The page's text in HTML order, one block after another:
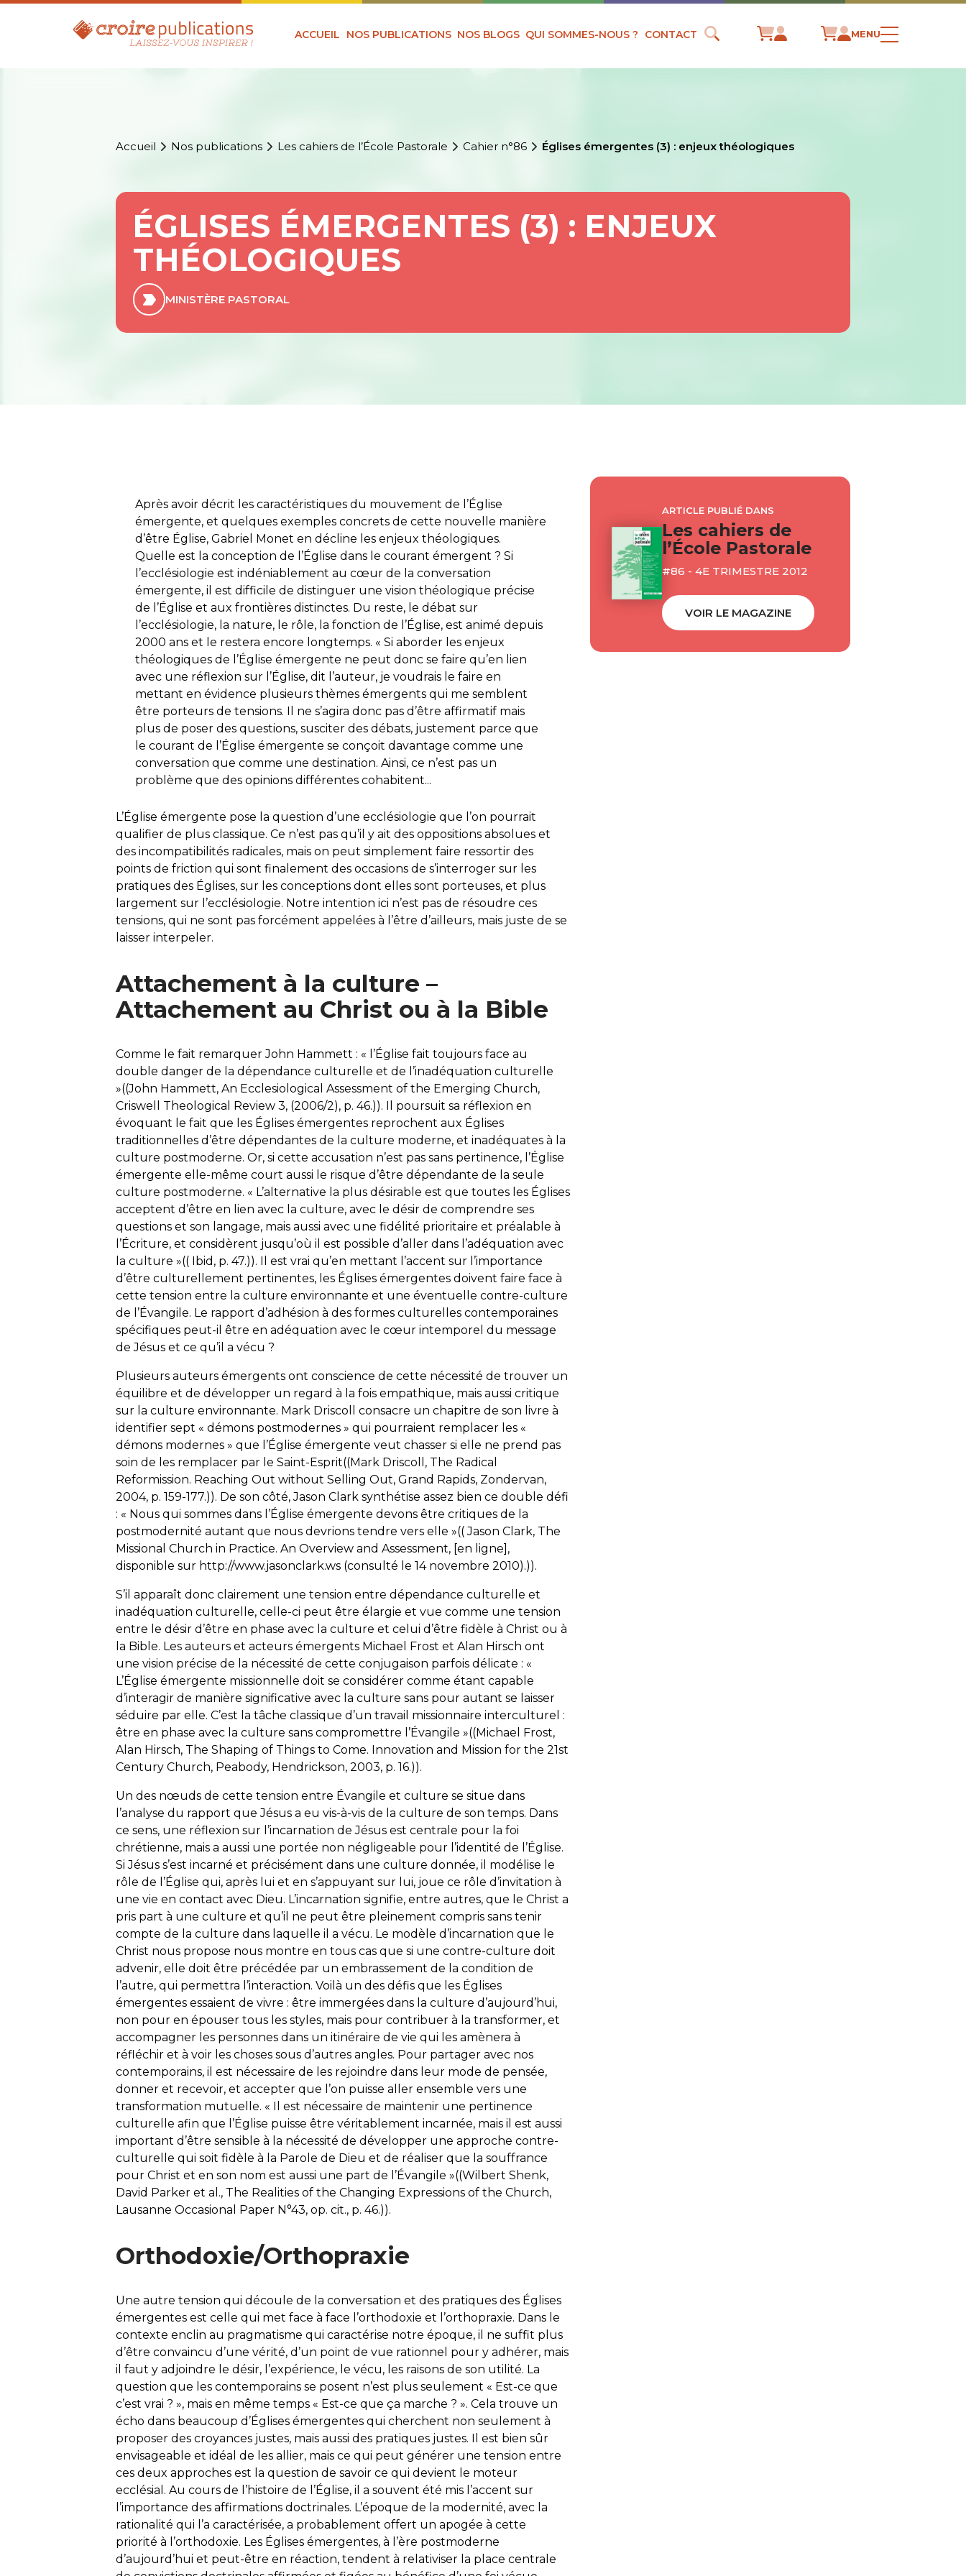
ACCUEIL NOS PUBLICATIONS NOS BLOGS QUI SOMMES-NOUS ? CONTACT MENU
Accueil Nos publications Les cahiers de l’École Pastorale Cahier n°86 Églises émergentes (3) : enjeux théologiques
ÉGLISES ÉMERGENTES (3) : ENJEUX
THÉOLOGIQUES
MINISTÈRE PASTORAL
Après avoir décrit les caractéristiques du mouvement de l’Église
émergente, et quelques exemples concrets de cette nouvelle manière
d’être Église, Gabriel Monet en décline les enjeux théologiques.
Quelle est la conception de l’Église dans le courant émergent ? Si
l’ecclésiologie est indéniablement au cœur de la conversation
émergente, il est difficile de distinguer une vision théologique précise
de l’Église et aux frontières distinctes. Du reste, le débat sur
l’ecclésiologie, la nature, le rôle, la fonction de l’Église, est animé depuis
2000 ans et le restera encore longtemps. « Si aborder les enjeux
théologiques de l’Église émergente ne peut donc se faire qu’en lien
avec une réflexion sur l’Église, dit l’auteur, je voudrais le faire en
mettant en évidence plusieurs thèmes émergents qui me semblent
être porteurs de tensions. Il ne s’agira donc pas d’être affirmatif mais
plus de poser des questions, susciter des débats, justement parce que
le courant de l’Église émergente se conçoit davantage comme une
conversation que comme une destination. Ainsi, ce n’est pas un
problème que des opinions différentes cohabitent...
L’Église émergente pose la question d’une ecclésiologie que l’on pourrait
qualifier de plus classique. Ce n’est pas qu’il y ait des oppositions absolues et
des incompatibilités radicales, mais on peut simplement faire ressortir des
points de friction qui sont finalement des occasions de s’interroger sur les
pratiques des Églises, sur les conceptions dont elles sont porteuses, et plus
largement sur l’ecclésiologie. Notre intention ici n’est pas de résoudre ces
tensions, qui ne sont pas forcément appelées à l’être d’ailleurs, mais juste de se
laisser interpeler.
Attachement à la culture –
Attachement au Christ ou à la Bible
Comme le fait remarquer John Hammett : « l’Église fait toujours face au
double danger de la dépendance culturelle et de l’inadéquation culturelle
»((John Hammett, An Ecclesiological Assessment of the Emerging Church,
Criswell Theological Review 3, (2006/2), p. 46.)). Il poursuit sa réflexion en
évoquant le fait que les Églises émergentes reprochent aux Églises
traditionnelles d’être dépendantes de la culture moderne, et inadéquates à la
culture postmoderne. Or, si cette accusation n’est pas sans pertinence, l’Église
émergente elle-même court aussi le risque d’être dépendante de la seule
culture postmoderne. « L’alternative la plus désirable est que toutes les Églises
acceptent d’être en lien avec la culture, avec le désir de comprendre ses
questions et son langage, mais aussi avec une fidélité prioritaire et préalable à
l’Écriture, et considèrent jusqu’où il est possible d’aller dans l’adéquation avec
la culture »(( Ibid, p. 47.)). Il est vrai qu’en mettant l’accent sur l’importance
d’être culturellement pertinentes, les Églises émergentes doivent faire face à
cette tension entre la culture environnante et une éventuelle contre-culture
de l’Évangile. Le rapport d’adhésion à des formes culturelles contemporaines
spécifiques peut-il être en adéquation avec le cœur intemporel du message
de Jésus et ce qu’il a vécu ?
Plusieurs auteurs émergents ont conscience de cette nécessité de trouver un
équilibre et de développer un regard à la fois empathique, mais aussi critique
sur la culture environnante. Mark Driscoll consacre un chapitre de son livre à
identifier sept « démons postmodernes » qui pourraient remplacer les «
démons modernes » que l’Église émergente veut chasser si elle ne prend pas
soin de les remplacer par le Saint-Esprit((Mark Driscoll, The Radical
Reformission. Reaching Out without Selling Out, Grand Rapids, Zondervan,
2004, p. 159-177.)). De son côté, Jason Clark synthétise assez bien ce double défi
: « Nous qui sommes dans l’Église émergente devons être critiques de la
postmodernité autant que nous devrions tendre vers elle »(( Jason Clark, The
Missional Church in Practice. An Overview and Assessment, [en ligne],
disponible sur http://www.jasonclark.ws (consulté le 14 novembre 2010).)).
S’il apparaît donc clairement une tension entre dépendance culturelle et
inadéquation culturelle, celle-ci peut être élargie et vue comme une tension
entre le désir d’être en phase avec la culture et celui d’être fidèle à Christ ou à
la Bible. Les auteurs et acteurs émergents Michael Frost et Alan Hirsch ont
une vision précise de la nécessité de cette conjugaison parfois délicate : «
L’Église émergente missionnelle doit se considérer comme étant capable
d’interagir de manière significative avec la culture sans pour autant se laisser
séduire par elle. C’est la tâche classique d’un travail missionnaire interculturel :
être en phase avec la culture sans compromettre l’Évangile »((Michael Frost,
Alan Hirsch, The Shaping of Things to Come. Innovation and Mission for the 21st
Century Church, Peabody, Hendrickson, 2003, p. 16.)).
Un des nœuds de cette tension entre Évangile et culture se situe dans
l’analyse du rapport que Jésus a eu vis-à-vis de la culture de son temps. Dans
ce sens, une réflexion sur l’incarnation de Jésus est centrale pour la foi
chrétienne, mais a aussi une portée non négligeable pour l’identité de l’Église.
Si Jésus s’est incarné et précisément dans une culture donnée, il modélise le
rôle de l’Église qui, après lui et en s’appuyant sur lui, joue ce rôle d’invitation à
une vie en contact avec Dieu. L’incarnation signifie, entre autres, que le Christ a
pris part à une culture et qu’il ne peut être pleinement compris sans tenir
compte de la culture dans laquelle il a vécu. Le modèle d’incarnation que le
Christ nous propose nous montre en tous cas que si une contre-culture doit
advenir, elle doit être précédée par un embrassement de la condition de
l’autre, qui permettra l’interaction. Voilà un des défis que les Églises
émergentes essaient de vivre : être immergées dans la culture d’aujourd’hui,
non pour en épouser tous les styles, mais pour contribuer à la transformer, et
accompagner les personnes dans un itinéraire de vie qui les amènera à
réfléchir et à voir les choses sous d’autres angles. Pour partager avec nos
contemporains, il est nécessaire de les rejoindre dans leur mode de pensée,
donner et recevoir, et accepter que l’on puisse aller ensemble vers une
transformation mutuelle. « Il est nécessaire de maintenir une pertinence
culturelle afin que l’Église puisse être véritablement incarnée, mais il est aussi
important d’être sensible à la nécessité de développer une approche contre-
culturelle qui soit fidèle à la Parole de Dieu et de réaliser que la souffrance
pour Christ et en son nom est aussi une part de l’Évangile »((Wilbert Shenk,
David Parker et al., The Realities of the Changing Expressions of the Church,
Lausanne Occasional Paper N°43, op. cit., p. 46.)).
Orthodoxie/Orthopraxie
Une autre tension qui découle de la conversation et des pratiques des Églises
émergentes est celle qui met face à face l’orthodoxie et l’orthopraxie. Dans le
contexte enclin au pragmatisme qui caractérise notre époque, il ne suffit plus
d’être convaincu d’une vérité, d’un point de vue rationnel pour y adhérer, mais
il faut y adjoindre le désir, l’expérience, le vécu, les raisons de son utilité. La
question que les contemporains se posent n’est plus seulement « Est-ce que
c’est vrai ? », mais en même temps « Est-ce que ça marche ? ». Cela trouve un
écho dans beaucoup d’Églises émergentes qui cherchent non seulement à
proposer des croyances justes, mais aussi des pratiques justes. Il est bien sûr
envisageable et idéal de les allier, mais ce qui peut générer une tension entre
ces deux approches est la question de savoir ce qui devient le moteur
ecclésial. Au cours de l’histoire de l’Église, il a souvent été mis l’accent sur
l’importance des affirmations doctrinales. L’époque de la modernité, avec la
rationalité qui l’a caractérisée, a probablement offert un apogée à cette
priorité à l’orthodoxie. Les Églises émergentes, à l’ère postmoderne
d’aujourd’hui et peut-être en réaction, tendent à relativiser la place centrale
ARTICLE PUBLIÉ DANS
Les cahiers de
l’École Pastorale
#86 - 4E TRIMESTRE 2012
VOIR LE MAGAZINE